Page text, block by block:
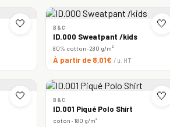
🤍 🤍
B&C
ID.000 Sweatpant /kids
80% cotton · 280 g/m²
À partir de 8,01€ / u. HT
🤍 🤍
B&C
ID.001 Piqué Polo Shirt
coton · 180 g/m²